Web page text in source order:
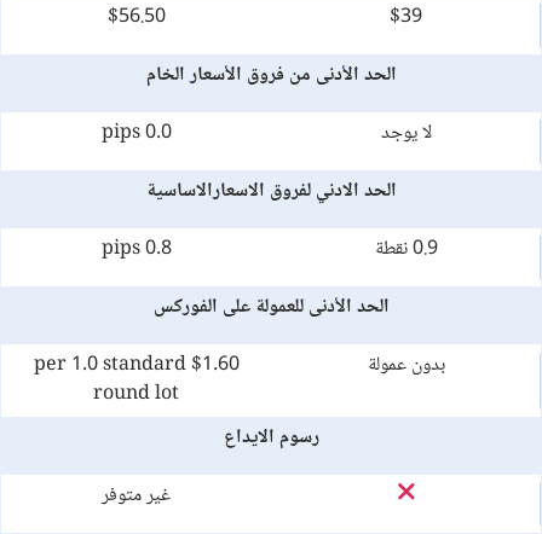
$39
$56.50
الحد الأدنى من فروق الأسعار الخام
لا يوجد
0.0 pips
الحد الادني لفروق الاسعارالاساسية
0.9 نقطة
0.8 pips
الحد الأدنى للعمولة على الفوركس
بدون عمولة
$1.60 per 1.0 standard
round lot
رسوم الايداع
غير متوفر